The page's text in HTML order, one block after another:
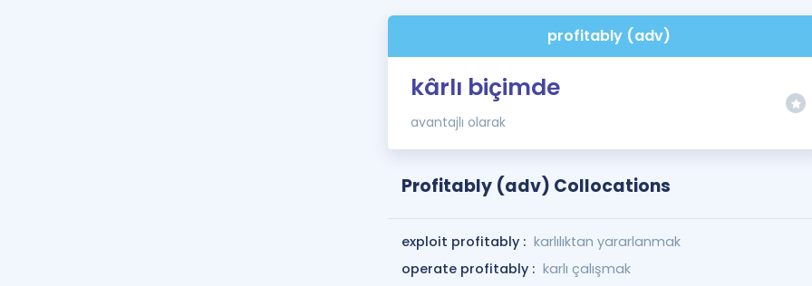
profitably (adv)
kârlı biçimde
avantajlı olarak
Profitably (adv) Collocations
exploit profitably : karlılıktan yararlanmak
operate profitably : karlı çalışmak